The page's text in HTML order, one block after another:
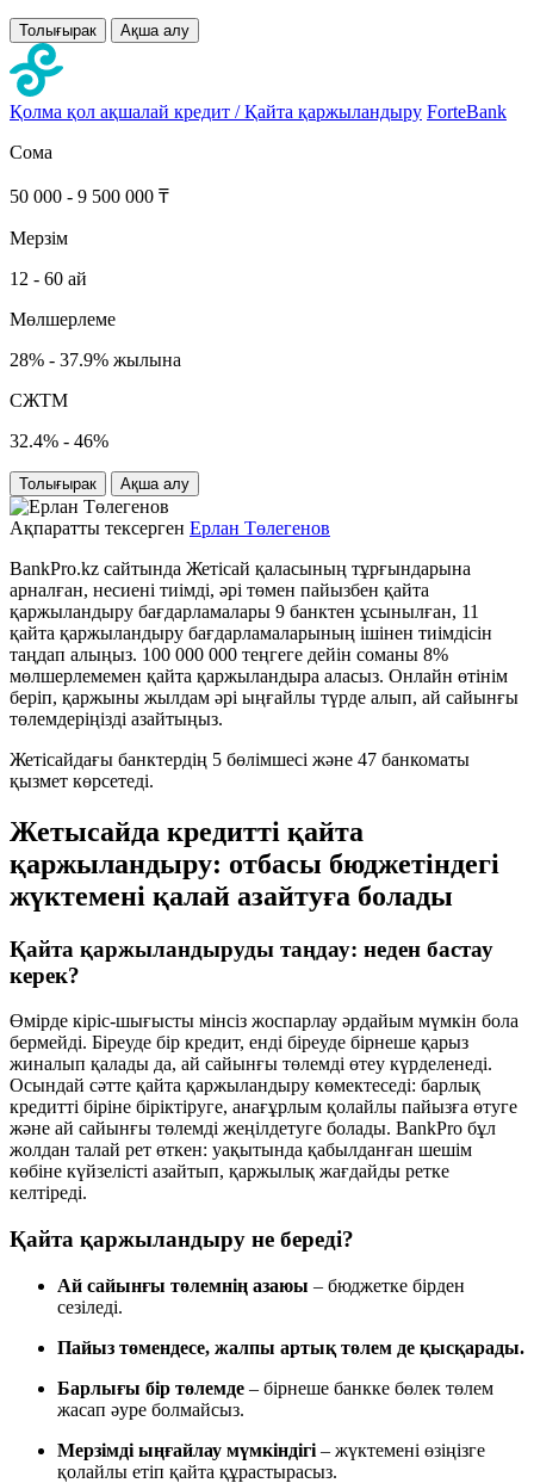
Толығырак Ақша алу
Қолма қол ақшалай кредит / Қайта қаржыландыру ForteBank
Сома
50 000 - 9 500 000 ₸
Мерзім
12 - 60 ай
Мөлшерлеме
28% - 37.9% жылына
СЖТМ
32.4% - 46%
Толығырак Ақша алу
Ақпаратты тексерген Ерлан Төлегенов
BankPro.kz сайтында Жетісай қаласының тұрғындарына
арналған, несиені тиімді, әрі төмен пайызбен қайта
қаржыландыру бағдарламалары 9 банктен ұсынылған, 11
қайта қаржыландыру бағдарламаларының ішінен тиімдісін
таңдап алыңыз. 100 000 000 теңгеге дейін соманы 8%
мөлшерлемемен қайта қаржыландыра аласыз. Онлайн өтінім
беріп, қаржыны жылдам әрі ыңғайлы түрде алып, ай сайынғы
төлемдеріңізді азайтыңыз.
Жетісайдағы банктердің 5 бөлімшесі және 47 банкоматы
қызмет көрсетеді.
Жетысайда кредитті қайта
қаржыландыру: отбасы бюджетіндегі
жүктемені қалай азайтуға болады
Қайта қаржыландыруды таңдау: неден бастау
керек?
Өмірде кіріс-шығысты мінсіз жоспарлау әрдайым мүмкін бола
бермейді. Біреуде бір кредит, енді біреуде бірнеше қарыз
жиналып қалады да, ай сайынғы төлемді өтеу күрделенеді.
Осындай сәтте қайта қаржыландыру көмектеседі: барлық
кредитті біріне біріктіруге, анағұрлым қолайлы пайызға өтуге
және ай сайынғы төлемді жеңілдетуге болады. BankPro бұл
жолдан талай рет өткен: уақытында қабылданған шешім
көбіне күйзелісті азайтып, қаржылық жағдайды ретке
келтіреді.
Қайта қаржыландыру не береді?
Ай сайынғы төлемнің азаюы – бюджетке бірден
сезіледі.
Пайыз төмендесе, жалпы артық төлем де қысқарады.
Барлығы бір төлемде – бірнеше банкке бөлек төлем
жасап әуре болмайсыз.
Мерзімді ыңғайлау мүмкіндігі – жүктемені өзіңізге
қолайлы етіп қайта құрастырасыз.